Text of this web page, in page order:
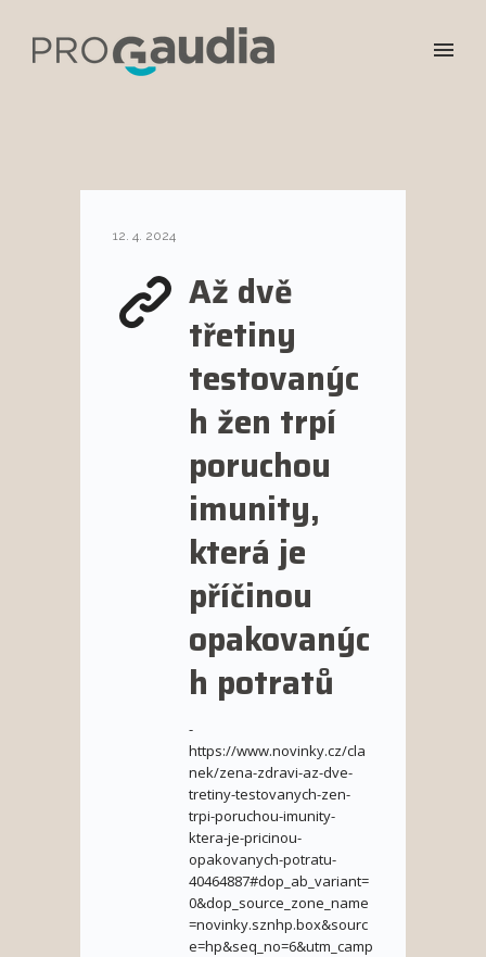
12. 4. 2024
Až dvě
třetiny
testovanýc
h žen trpí
poruchou
imunity,
která je
příčinou
opakovanýc
h potratů
-
https://www.novinky.cz/cla
nek/zena-zdravi-az-dve-
tretiny-testovanych-zen-
trpi-poruchou-imunity-
ktera-je-pricinou-
opakovanych-potratu-
40464887#dop_ab_variant=
0&dop_source_zone_name
=novinky.sznhp.box&sourc
e=hp&seq_no=6&utm_camp